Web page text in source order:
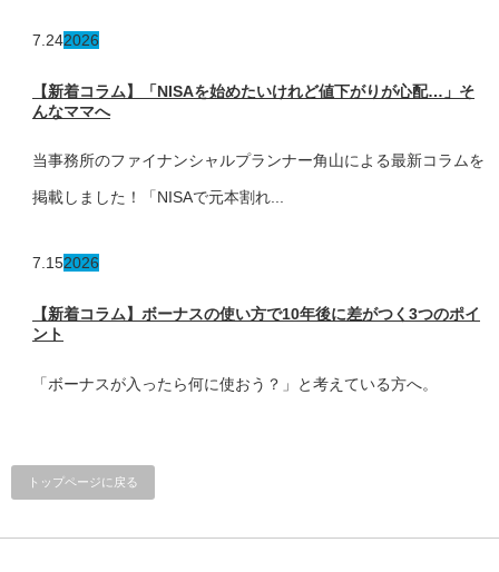
7.242026
【新着コラム】「NISAを始めたいけれど値下がりが心配…」そ
んなママへ
当事務所のファイナンシャルプランナー角山による最新コラムを
掲載しました！「NISAで元本割れ...
7.152026
【新着コラム】ボーナスの使い方で10年後に差がつく3つのポイ
ント
「ボーナスが入ったら何に使おう？」と考えている方へ。
トップページに戻る